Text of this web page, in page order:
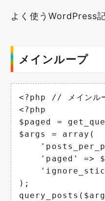
よく使うWordPress
メインループ
<?php // メインル
<?php
$paged =
$args = array(
'paged' =>
);